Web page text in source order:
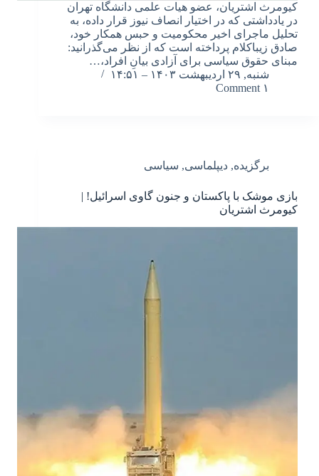
کیومرث اشتریان، عضو هیات علمی دانشگاه تهران
در یادداشتی که در اختیار انصاف نیوز قرار داده، به
تحلیل ماجرای اخیر محکومیت و حبس همکار خود،
صادق زیباکلام پرداخته است که از نظر می‌گذرانید:
مبنای حقوق سیاسی برای آزادی بیانِ افراد،…
شنبه, ۲۹ اردیبهشت ۱۴۰۳ – ۱۴:۵۱
۱ Comment
برگزیده, دیپلماسی, سیاسی
بازی موشک با پاکستان و جنون گاوی اسرائیل! |
کیومرث اشتریان